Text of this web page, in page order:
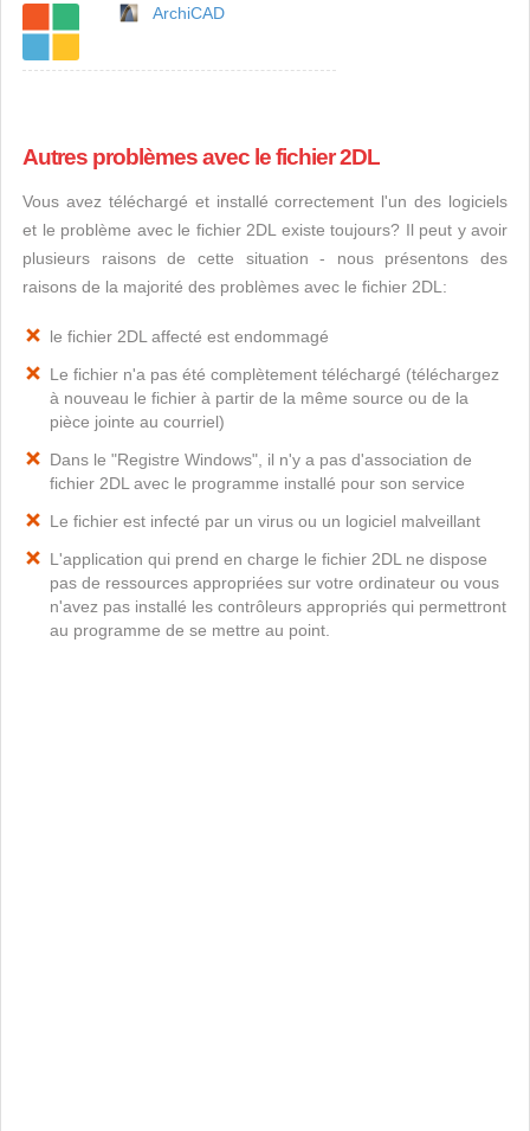
ArchiCAD
Autres problèmes avec le fichier 2DL
Vous avez téléchargé et installé correctement l'un des logiciels
et le problème avec le fichier 2DL existe toujours? Il peut y avoir
plusieurs raisons de cette situation - nous présentons des
raisons de la majorité des problèmes avec le fichier 2DL:
le fichier 2DL affecté est endommagé
Le fichier n'a pas été complètement téléchargé (téléchargez
à nouveau le fichier à partir de la même source ou de la
pièce jointe au courriel)
Dans le "Registre Windows", il n'y a pas d'association de
fichier 2DL avec le programme installé pour son service
Le fichier est infecté par un virus ou un logiciel malveillant
L'application qui prend en charge le fichier 2DL ne dispose
pas de ressources appropriées sur votre ordinateur ou vous
n'avez pas installé les contrôleurs appropriés qui permettront
au programme de se mettre au point.